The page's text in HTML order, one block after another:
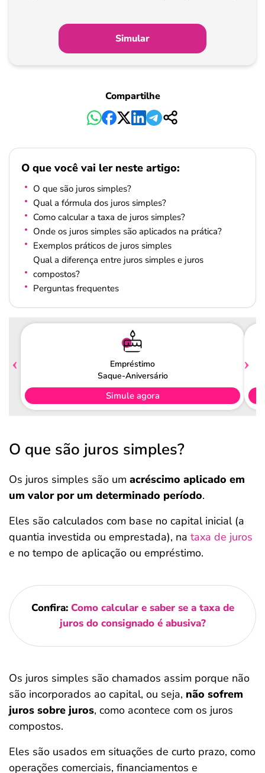
Simular
Compartilhe
O que você vai ler neste artigo:
O que são juros simples?
Qual a fórmula dos juros simples?
Como calcular a taxa de juros simples?
Onde os juros simples são aplicados na prática?
Exemplos práticos de juros simples
Qual a diferença entre juros simples e juros
compostos?
Perguntas frequentes
Empréstimo
Saque-Aniversário
Simule agora
O que são juros simples?
Os juros simples são um acréscimo aplicado em
um valor por um determinado período.
Eles são calculados com base no capital inicial (a
quantia investida ou emprestada), na taxa de juros
e no tempo de aplicação ou empréstimo.
Confira: Como calcular e saber se a taxa de
juros do consignado é abusiva?
Os juros simples são chamados assim porque não
são incorporados ao capital, ou seja, não sofrem
juros sobre juros, como acontece com os juros
compostos.
Eles são usados em situações de curto prazo, como
operações comerciais, financiamentos e